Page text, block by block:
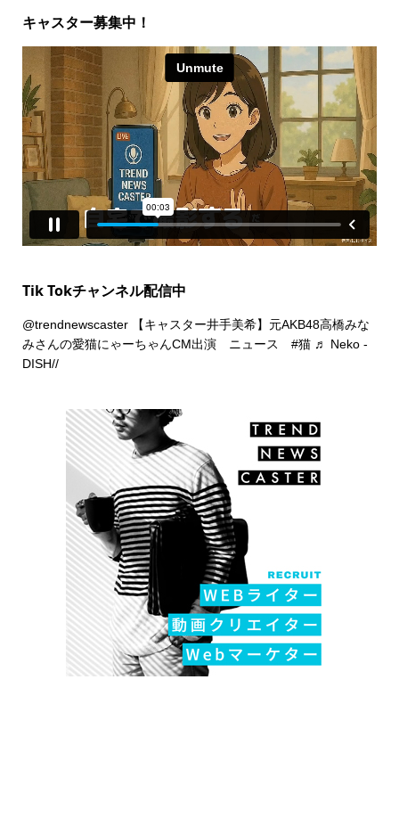
キャスター募集中！
Tik Tokチャンネル配信中
@trendnewscaster【キャスター井手美希】元AKB48高橋みな
みさんの愛猫にゃーちゃんCM出演 ニュース #猫 ♬ Neko -
DISH//